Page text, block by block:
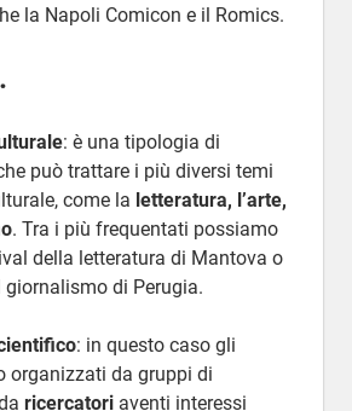
la Napoli Comicon e il Romics.
: è una tipologia di
può trattare i più diversi temi
come la letteratura, l’arte,
. Tra i più frequentati possiamo
della letteratura di Mantova o
giornalismo di Perugia.
: in questo caso gli
organizzati da gruppi di
ricercatoriaventi interessi